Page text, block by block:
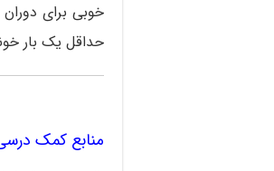
خوبی برای
حداقل یک بار
منابع کمک